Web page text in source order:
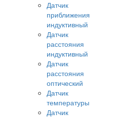
Датчик
приближения
индуктивный
Датчик
расстояния
индуктивный
Датчик
расстояния
оптический
Датчик
температуры
Датчик